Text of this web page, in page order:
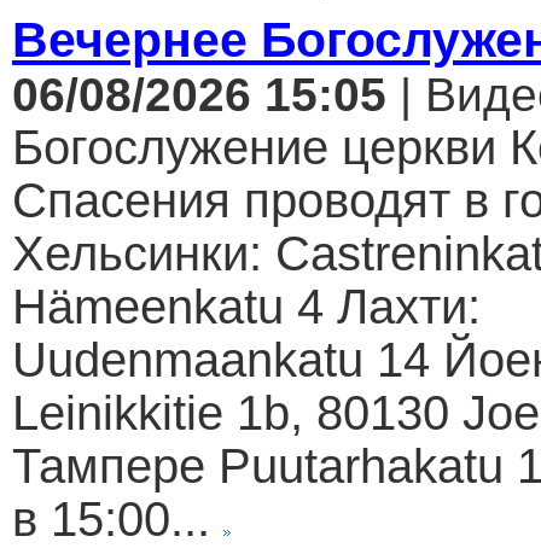
Вечернее
06/08/2026 15:05 |
Богослужение церкви
Спасения проводят в
Хельсинки:
Hämeenkatu 4 Лахти:
Uudenmaankatu 14
Leinikkitie 1b, 80130
Тампере Puutarhakatu
в 15:00...